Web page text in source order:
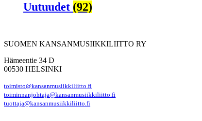
Uutuudet (92)
SUOMEN KANSANMUSIIKKILIITTO RY
Hämeentie 34 D
00530 HELSINKI
toimisto@kansanmusiikkiliitto.fi
toiminnanjohtaja@kansanmusiikkiliitto.fi
tuottaja@kansanmusiikkiliitto.fi